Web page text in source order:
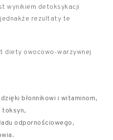
wynikiem detoksykacji
rezultaty te
diety owocowo-warzywnej
błonnikowi i witaminom,
toksyn,
odpornościowego,